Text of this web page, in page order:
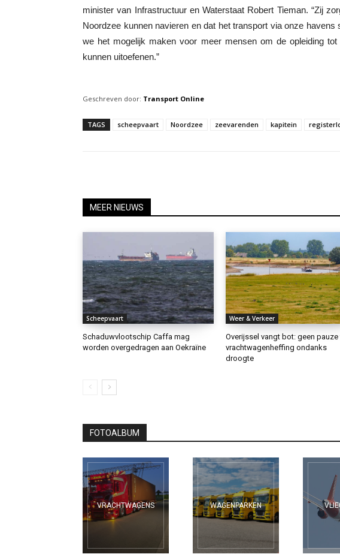
minister van Infrastructuur en Waterstaat Robert Tieman. “Zij
Noordzee kunnen navieren en dat het transport via onze
we het mogelijk maken voor meer mensen om de opleiding
kunnen uitoefenen.”
Geschreven door: Transport Online
TAGS scheepvaart Noordzee zeevarenden kapitein
MEER NIEUWS
Scheepvaart
Schaduwvlootschip Caffa mag
worden overgedragen aan Oekraïne
Weer & Verkeer
Overijssel vangt bot: geen pauze
vrachtwagenheffing ondanks
droogte
FOTOALBUM
VRACHTWAGENS WAGENPARKEN